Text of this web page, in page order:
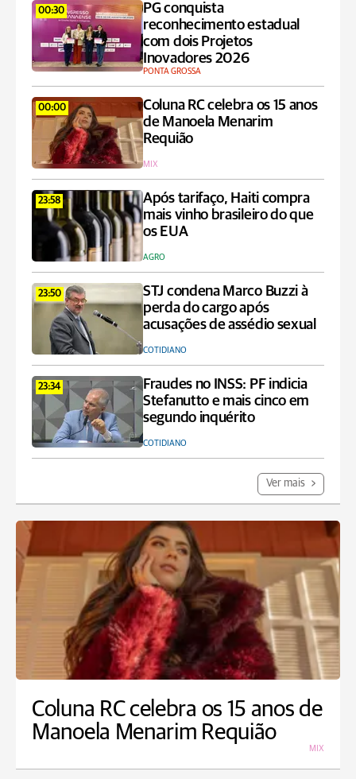
00:30
PG conquista
reconhecimento estadual
com dois Projetos
Inovadores 2026
PONTA GROSSA
00:00
Coluna RC celebra os 15 anos
de Manoela Menarim
Requião
MIX
23:58
Após tarifaço, Haiti compra
mais vinho brasileiro do que
os EUA
AGRO
23:50
STJ condena Marco Buzzi à
perda do cargo após
acusações de assédio sexual
COTIDIANO
23:34
Fraudes no INSS: PF indicia
Stefanutto e mais cinco em
segundo inquérito
COTIDIANO
Ver mais
Coluna RC celebra os 15 anos de
Manoela Menarim Requião
MIX